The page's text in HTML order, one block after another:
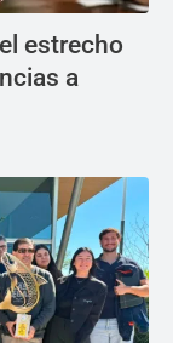
estrecho
a